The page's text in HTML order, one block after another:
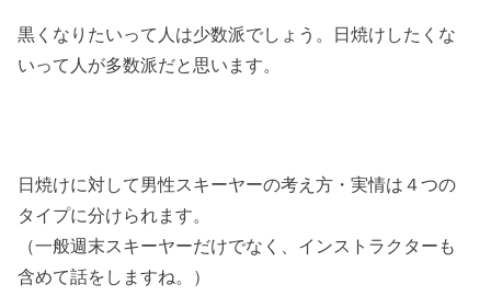
黒くなりたいって人は少数派でしょう。日焼けしたくな
いって人が多数派だと思います。
日焼けに対して男性スキーヤーの考え方・実情は４つの
タイプに分けられます。
（一般週末スキーヤーだけでなく、インストラクターも
含めて話をしますね。）